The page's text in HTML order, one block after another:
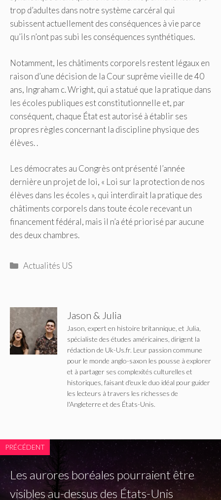
trop d’adultes dans notre système carcéral qui
subissent actuellement des conséquences à vie parce
qu’ils n’ont pas subi les conséquences synthétiques.
Notamment, les châtiments corporels restent légaux en
raison d’une décision de la Cour suprême vieille de 40
ans, Ingraham c. Wright, qui a statué que la pratique dans
les écoles publiques est constitutionnelle et, par
conséquent, chaque État est autorisé à établir ses
propres règles concernant la discipline physique des
élèves. .
Les démocrates au Congrès ont présenté l’année
dernière un projet de loi, « Loi sur la protection de nos
élèves dans les écoles », qui interdirait la pratique des
châtiments corporels dans toute école recevant un
financement fédéral, mais il n’a été priorisé par aucune
des deux chambres.
Catégories
Actualités US
Jason & Julia
Jason, expert en histoire britannique, et Julia,
spécialiste des études américaines, dirigent la
rédaction de Uk-Us.fr. Leur passion commune
pour le monde anglo-saxon les pousse à explorer
et à partager ses complexités culturelles et
historiques, faisant d'eux le duo idéal pour guider
les lecteurs à travers les richesses de
l'Angleterre et des États-Unis.
PRÉCÉDENT
Les aurores boréales pourraient être
visibles au-dessus des États-Unis